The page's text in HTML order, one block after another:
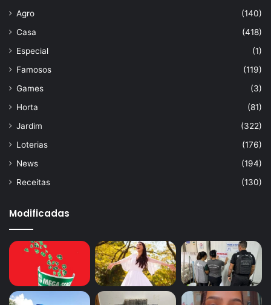
Agro
(140)
Casa
(418)
Especial
(1)
Famosos
(119)
Games
(3)
Horta
(81)
Jardim
(322)
Loterias
(176)
News
(194)
Receitas
(130)
Modificadas